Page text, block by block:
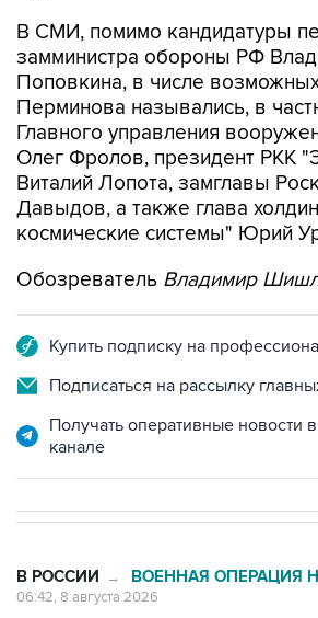
В СМИ, помимо кандидатуры
замминистра обороны РФ
Поповкина, в числе
Перминова назывались, в
Главного управления
Олег Фролов, президент РКК
Виталий Лопота, замглавы
Давыдов, а также глава
космические системы" Юрий
Обозреватель Владимир
Купить подписку на
Подписаться на рассылку
Получать оперативные новости
канале
В РОССИИ → ВОЕННАЯ ОПЕРАЦИЯ
06:42, 8 августа 2026